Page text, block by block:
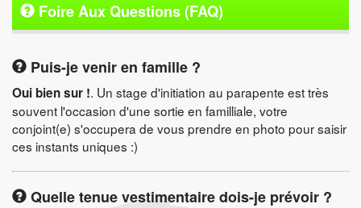
Foire Aux Questions (FAQ)
Puis-je venir en famille ?
Oui bien sur !. Un stage d'initiation au parapente est très
souvent l'occasion d'une sortie en familliale, votre
conjoint(e) s'occupera de vous prendre en photo pour saisir
ces instants uniques :)
Quelle tenue vestimentaire dois-je prévoir ?